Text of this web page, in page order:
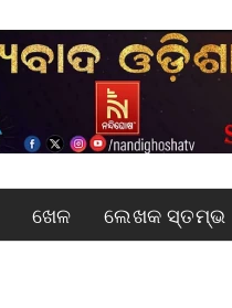
ଖେଳ ଲେଖକ ସ୍ତମ୍ଭ